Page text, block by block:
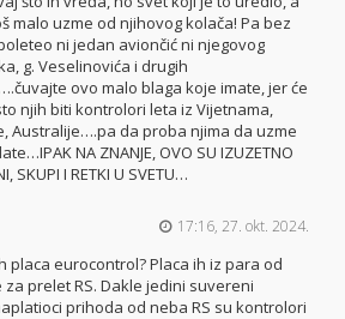
malo uzme od njihovog kolača! Pa bez
ni jedan aviončić ni njegovog
g. Veselinovića i drugih
ovo malo blaga koje imate, jer će
njih biti kontrolori leta iz Vijetnama,
Australije….pa da proba njima da uzme
NA ZNANJE, OVO SU IZUZETNO
SKUPI I RETKI U SVETU…
17:16, 27. okt. 2024.
placa eurocontrol? Placa ih iz para od
prelet RS. Dakle jedini suvereni
prihoda od neba RS su kontrolori